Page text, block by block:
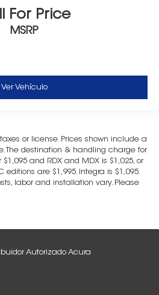
For Price
MSRP
Ver Vehículo
or license. Prices shown include a
The destination & handling charge for
$1,095 and RDX and MDX is $1,025, or
editions are $1,995. Integra is $1,095.
labor and installation vary. Please
Autorizado Acura